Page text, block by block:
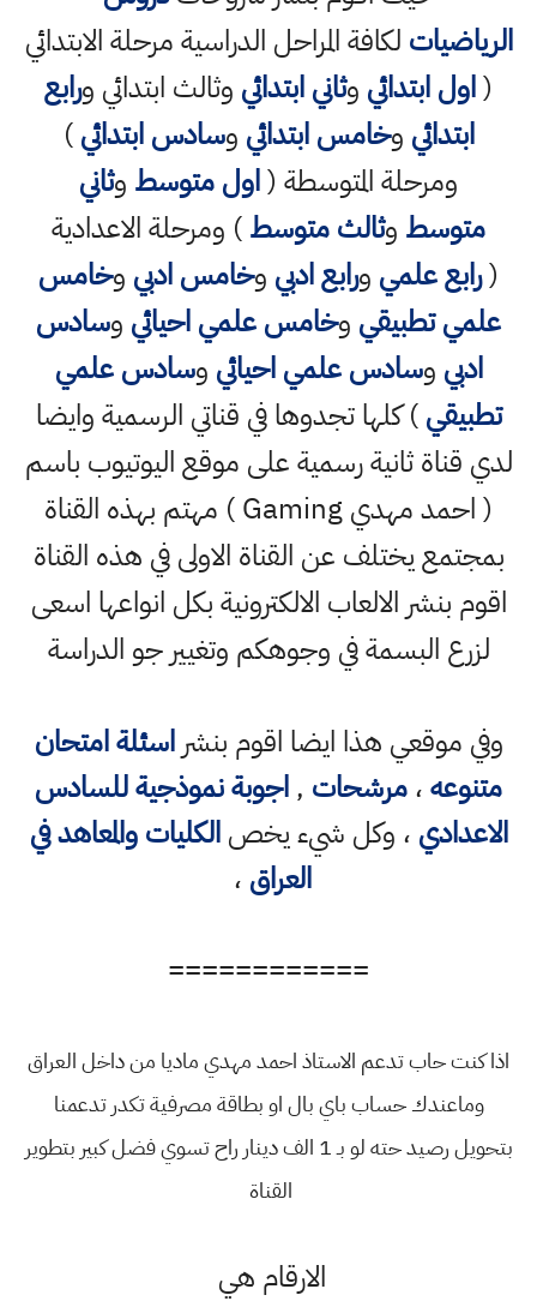
الرياضيات لكافة المراحل الدراسية مرحلة الابتدائي
(اول ابتدائي وثاني ابتدائي وثالث ابتدائي ورابع
ابتدائي وخامس ابتدائي وسادس ابتدائي)
ومرحلة المتوسطة (اول متوسط وثاني
متوسط وثالث متوسط) ومرحلة الاعدادية
(رابع علمي ورابع ادبي وخامس ادبي وخامس
علمي تطبيقي وخامس علمي احيائي وسادس
ادبي وسادس علمي احيائي وسادس علمي
تطبيقي) كلها تجدوها في قناتي الرسمية وايضا
لدي قناة ثانية رسمية على موقع اليوتيوب باسم
( احمد مهدي Gaming ) مهتم بهذه القناة
بمجتمع يختلف عن القناة الاولى في هذه القناة
اقوم بنشر الالعاب الالكترونية بكل انواعها اسعى
لزرع البسمة في وجوهكم وتغيير جو الدراسة
وفي موقعي هذا ايضا اقوم بنشراسئلة امتحان
متنوعه،مرشحات ,اجوبة نموذجية للسادس
الاعدادي ، وكل شيء يخصالكليات والمعاهد في
العراق ،
============
اذا كنت حاب تدعم الاستاذ احمد مهدي ماديا من داخل العراق
وماعندك حساب باي بال او بطاقة مصرفية تكدر تدعمنا
بتحويل رصيد حته لو بـ 1 الف دينار راح تسوي فضل كبير بتطوير
القناة
الارقام هي